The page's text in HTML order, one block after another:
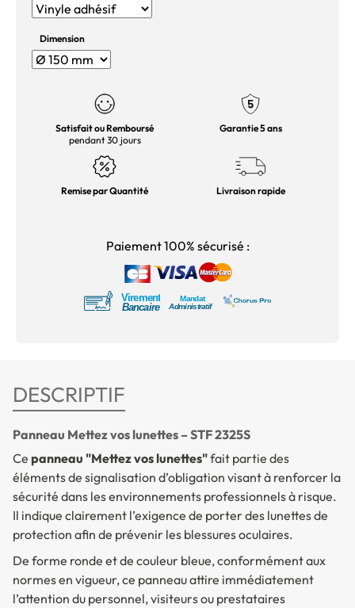
Dimension
Satisfait ou Remboursé
pendant 30 jours
Garantie 5 ans
Remise par Quantité Livraison rapide
Paiement 100% sécurisé :
DESCRIPTIF
Panneau Mettez vos lunettes – STF 2325S
Ce panneau "Mettez vos lunettes"fait partie des
éléments de signalisation d’obligation visant à renforcer la
sécurité dans les environnements professionnels à risque.
Il indique clairement l’exigence de porter des lunettes de
protection afin de prévenir les blessures oculaires.
De forme ronde et de couleur bleue, conformément aux
normes en vigueur, ce panneau attire immédiatement
l’attention du personnel, visiteurs ou prestataires